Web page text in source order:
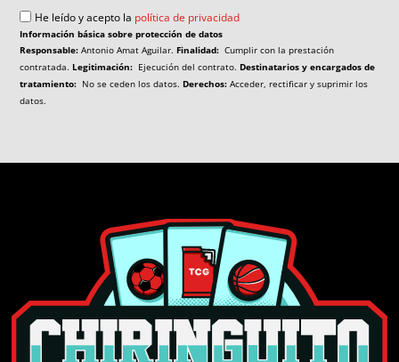
He leído y acepto la política de privacidad
Información básica sobre protección de datos
Responsable: Antonio Amat Aguilar. Finalidad: Cumplir con la prestación
contratada. Legitimación: Ejecución del contrato. Destinatarios y encargados de
tratamiento: No se ceden los datos. Derechos: Acceder, rectificar y suprimir los
datos.